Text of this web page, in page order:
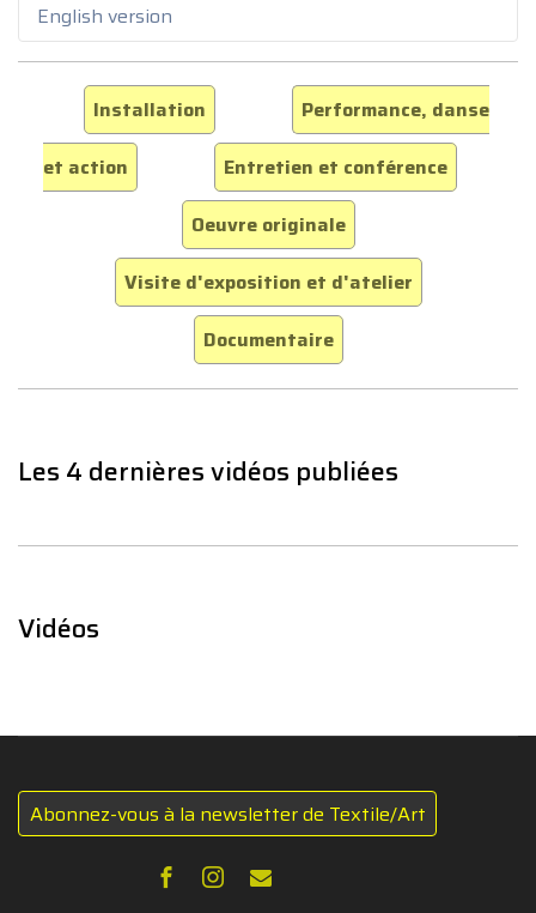
English version
Installation
Performance, danse
et action
Entretien et conférence
Oeuvre originale
Visite d'exposition et d'atelier
Documentaire
Les 4 dernières vidéos publiées
Vidéos
Abonnez-vous à la newsletter de Textile/Art